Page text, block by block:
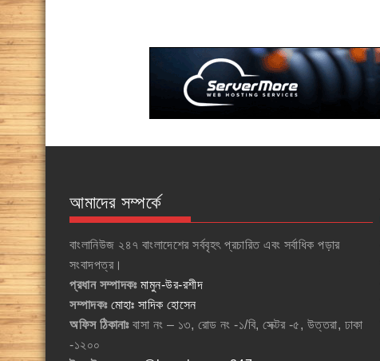
আমাদের সম্পর্কে
বাংলানিউজ ২৪৭ বাংলাদেশের সর্ববৃহৎ প্রচারিত এবং সর্বাধিক পড়ার
সংবাদপত্র।
প্রধান সম্পাদকঃ মামুন-উর-রশীদ
সম্পাদকঃ মোহাঃ সাদিক হোসেন
অফিস ঠিকানাঃবাসা নং – ১৩, রোড নং -১/বি, সেক্টর -৫, উত্তরা, ঢাকা
-১২০০